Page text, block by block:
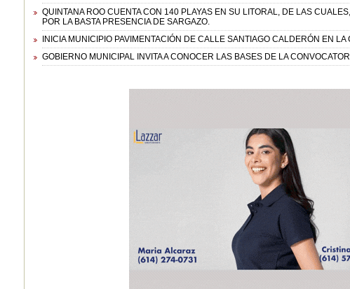
QUINTANA ROO CUENTA CON 140 PLAYAS EN SU LITORAL, DE LAS
POR LA BASTA PRESENCIA DE SARGAZO.
INICIA MUNICIPIO PAVIMENTACIÓN DE CALLE SANTIAGO CALDERÓN EN
GOBIERNO MUNICIPAL INVITA A CONOCER LAS BASES DE LA